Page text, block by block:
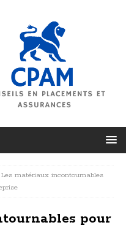
Les matériaux incontournables
pour